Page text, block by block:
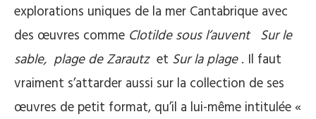
explorations uniques de la mer Cantabrique avec
des œuvres comme Clotilde sous l’auvent Sur le
sable, plage de Zarautzet Sur la plage. Il faut
vraiment s’attarder aussi sur la collection de ses
œuvres de petit format, qu’il a lui-même intitulée «